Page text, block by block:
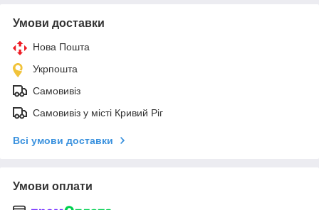
Умови доставки
Нова Пошта
Укрпошта
Самовивіз
Самовивіз у місті Кривий Ріг
Всі умови доставки
Умови оплати